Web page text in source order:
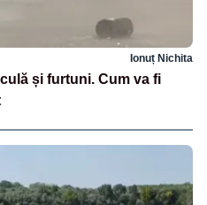
Ionuț Nichita
și furtuni. Cum va fi